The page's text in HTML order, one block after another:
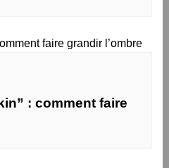
: comment faire